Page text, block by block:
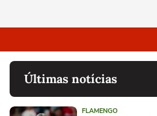
Últimas notícias
FLAMENGO